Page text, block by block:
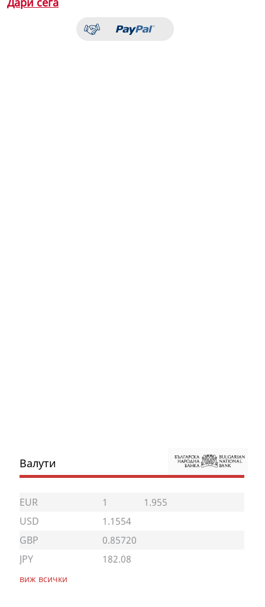
Валути
EUR 1
1.955
USD
1.1554
GBP
0.85720
JPY
182.08
виж всички